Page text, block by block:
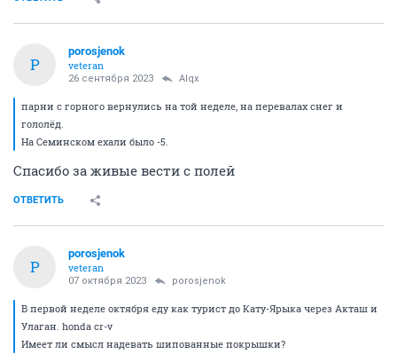
P
porosjenok
veteran
26 сентября 2023 Alqx
парни с горного вернулись на той неделе, на перевалах снег и
гололёд.
На Семинском ехали было -5.
Спасибо за живые вести с полей
ОТВЕТИТЬ
P
porosjenok
veteran
07 октября 2023 porosjenok
В первой неделе октября еду как турист до Кату-Ярыка через Акташ и
Улаган. honda cr-v
Имеет ли смысл надевать шипованные покрышки?